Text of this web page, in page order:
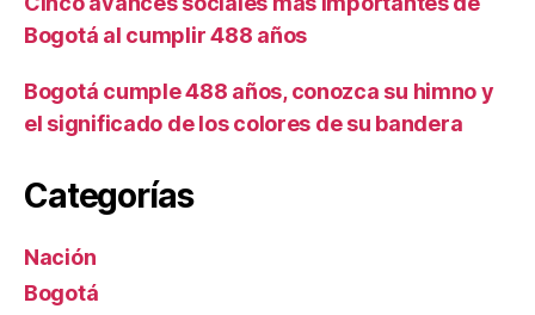
Bogotá al cumplir 488 años
Bogotá cumple 488 años, conozca su himno y
el significado de los colores de su bandera
Categorías
Nación
Bogotá